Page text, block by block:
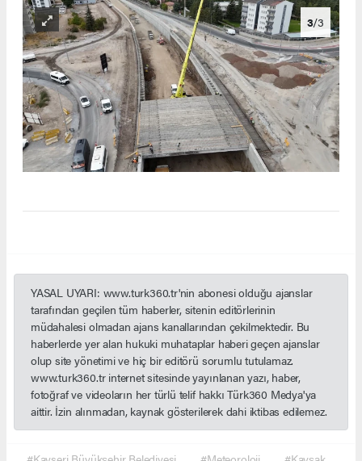
3/3
YASAL UYARI: www.turk360.tr'nin abonesi olduğu ajanslar
tarafından geçilen tüm haberler, sitenin editörlerinin
müdahalesi olmadan ajans kanallarından çekilmektedir. Bu
haberlerde yer alan hukuki muhataplar haberi geçen ajanslar
olup site yönetimi ve hiç bir editörü sorumlu tutulamaz.
www.turk360.tr internet sitesinde yayınlanan yazı, haber,
fotoğraf ve videoların her türlü telif hakkı Türk360 Medya'ya
aittir. İzin alınmadan, kaynak gösterilerek dahi iktibas edilemez.